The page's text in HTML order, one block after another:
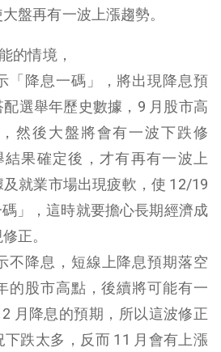
盤再有一波上漲趨勢。
的情境，
「降息一碼」，將出現降息預
選舉年歷史數據，9 月股市高
然後大盤將會有一波下跌修
果確定後，才有再有一波上
就業市場出現疲軟，使 12/19
」，這時就要擔心長期經濟成
正。
不降息，短線上降息預期落空
的股市高點，後續將可能有一
月降息的預期，所以這波修正
跌太多，反而 11 月會有上漲